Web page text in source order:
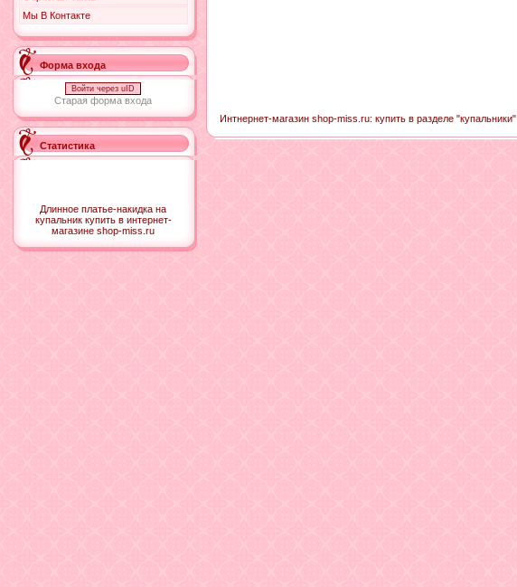
Мы В Контакте
Форма входа
Войти через uID
Старая форма входа
Статистика
Длинное платье-накидка на
купальник купить в интернет-
магазине shop-miss.ru
Интнернет-магазин shop-miss.ru: купить в разделе "купальники"